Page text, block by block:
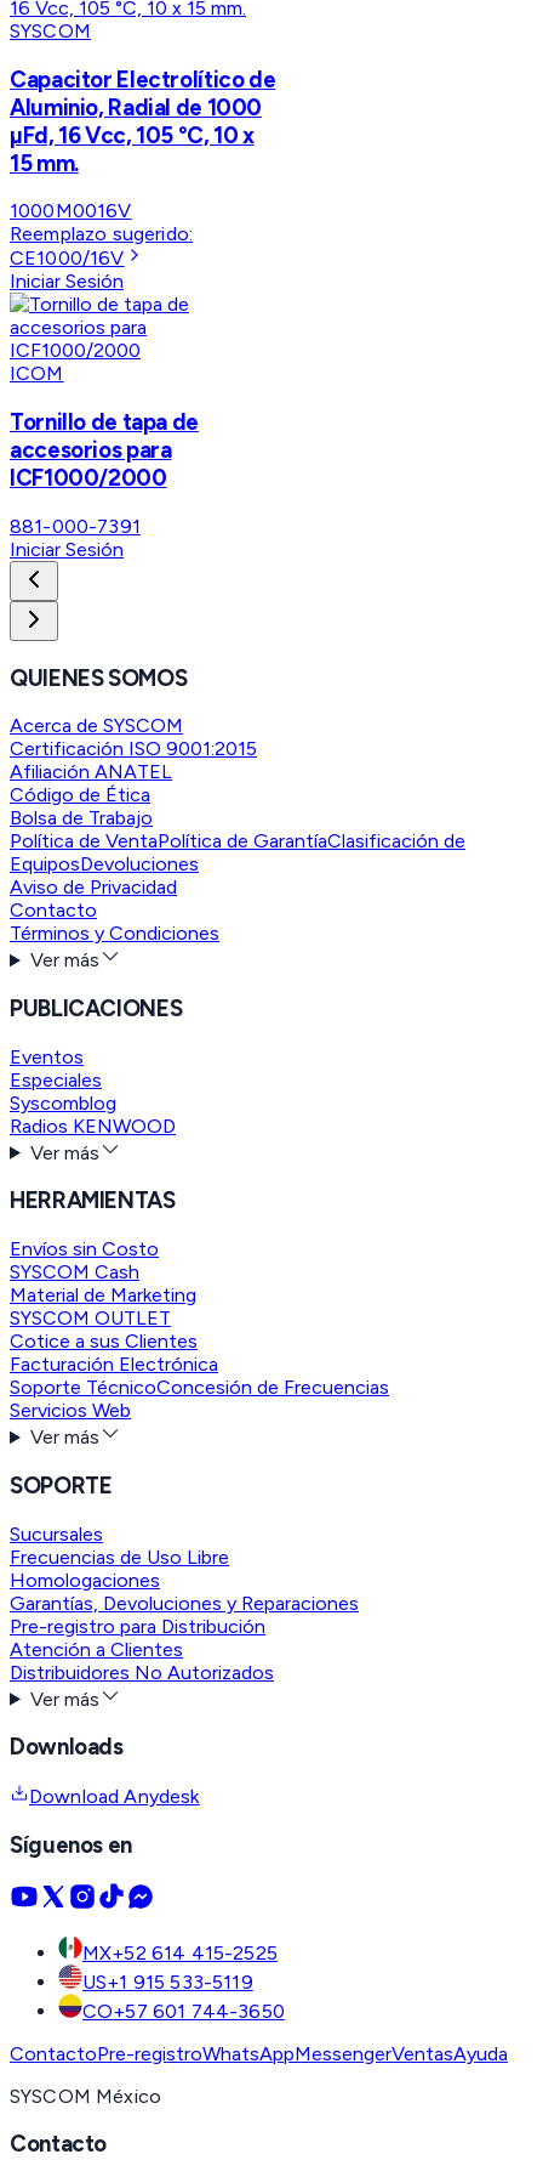
SYSCOM
Capacitor Electrolítico de
Aluminio, Radial de 1000
µFd, 16 Vcc, 105 °C, 10 x
15 mm.
1000M0016V
Reemplazo sugerido:
CE1000/16V
Iniciar Sesión
ICOM
Tornillo de tapa de
accesorios para
ICF1000/2000
881-000-7391
Iniciar Sesión
QUIENES SOMOS
Acerca de SYSCOM
Certificación ISO 9001:2015
Afiliación ANATEL
Código de Ética
Bolsa de Trabajo
Política de VentaPolítica de GarantíaClasificación de
EquiposDevoluciones
Aviso de Privacidad
Contacto
Términos y Condiciones
Ver más
PUBLICACIONES
Eventos
Especiales
Syscomblog
Radios KENWOOD
Ver más
HERRAMIENTAS
Envíos sin Costo
SYSCOM Cash
Material de Marketing
SYSCOM OUTLET
Cotice a sus Clientes
Facturación Electrónica
Soporte TécnicoConcesión de Frecuencias
Servicios Web
Ver más
SOPORTE
Sucursales
Frecuencias de Uso Libre
Homologaciones
Garantías, Devoluciones y Reparaciones
Pre-registro para Distribución
Atención a Clientes
Distribuidores No Autorizados
Ver más
Downloads
Download Anydesk
Síguenos en
MX+52 614 415-2525
US+1 915 533-5119
CO+57 601 744-3650
ContactoPre-registroWhatsAppMessengerVentasAyuda
SYSCOM México
Contacto